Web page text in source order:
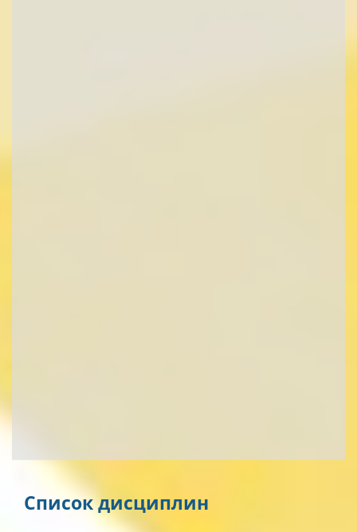
Список дисциплин